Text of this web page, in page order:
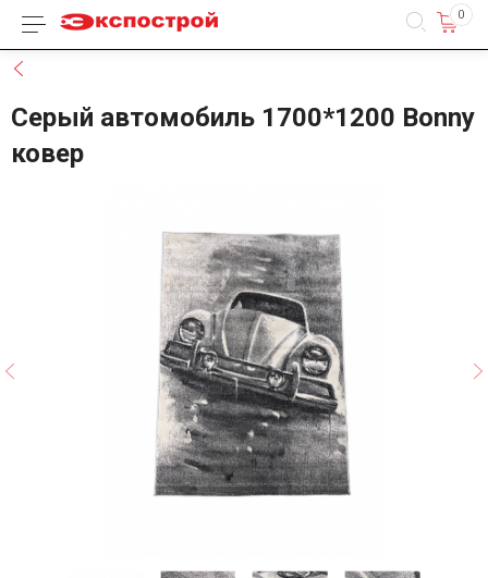
Каталог товаров 0
Серый автомобиль 1700*1200 Bonny
ковер